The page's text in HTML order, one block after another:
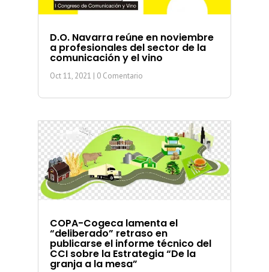
D.O. Navarra reúne en noviembre
a profesionales del sector de la
comunicación y el vino
Oct 11, 2021 | 0 Comentario
COPA-Cogeca lamenta el
“deliberado” retraso en
publicarse el informe técnico del
CCI sobre la Estrategia “De la
granja a la mesa”